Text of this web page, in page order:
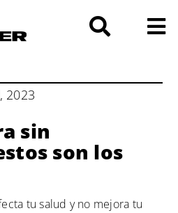
2023
sin
son los
tu salud y no mejora tu